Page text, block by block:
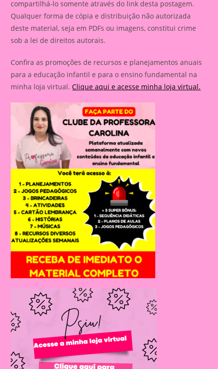
compartilhá-lo somente através do link desta postagem.
Qualquer forma de cópia e distribuição não autorizada
deste material, seja em PDFs ou imagens, constitui crime
sob a lei de direitos autorais.
Confira as promoções de recursos e planejamentos anuais
para a educação infantil e para o ensino fundamental na
minha loja virtual.Clique aqui e acesse minha loja virtual.